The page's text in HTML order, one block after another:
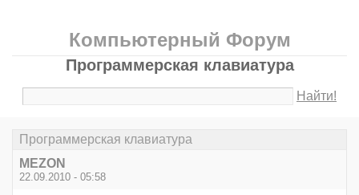
Компьютерный Форум
Программерская клавиатура
Найти!
Программерская клавиатура
MEZON
22.09.2010 - 05:58